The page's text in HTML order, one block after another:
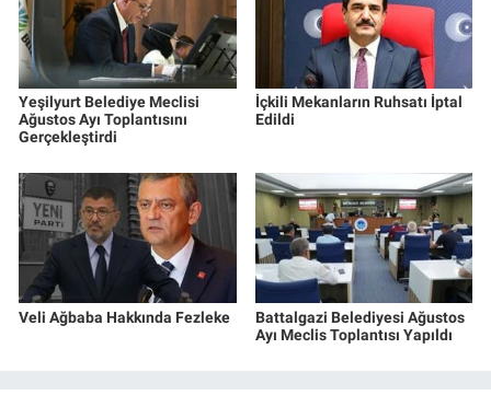
Yeşilyurt Belediye Meclisi
Ağustos Ayı Toplantısını
Gerçekleştirdi
İçkili Mekanların Ruhsatı İptal
Edildi
Veli Ağbaba Hakkında Fezleke
Battalgazi Belediyesi Ağustos
Ayı Meclis Toplantısı Yapıldı